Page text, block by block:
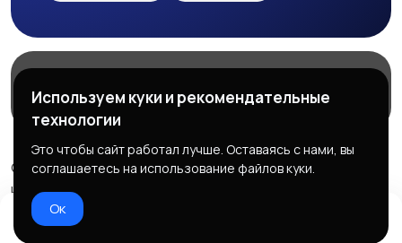
Служба поддержки
© 2026 Freebby - Сервис бесплатных объявлений ДНР
и ЛНР
Правила сервиса
Используем куки и рекомендательные
технологии
Это чтобы сайт работал лучше. Оставаясь с нами, вы
соглашаетесь на использование файлов куки.
Ок